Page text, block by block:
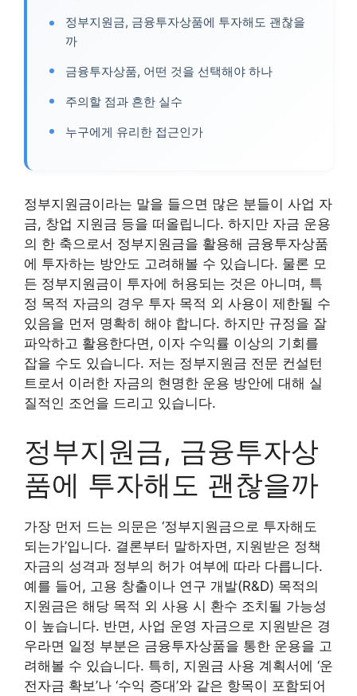
정부지원금, 금융투자상품에 투자해도 괜찮을
까
금융투자상품, 어떤 것을 선택해야 하나
주의할 점과 흔한 실수
누구에게 유리한 접근인가
정부지원금이라는 말을 들으면 많은 분들이 사업 자
금, 창업 지원금 등을 떠올립니다. 하지만 자금 운용
의 한 축으로서 정부지원금을 활용해 금융투자상품
에 투자하는 방안도 고려해볼 수 있습니다. 물론 모
든 정부지원금이 투자에 허용되는 것은 아니며, 특
정 목적 자금의 경우 투자 목적 외 사용이 제한될 수
있음을 먼저 명확히 해야 합니다. 하지만 규정을 잘
파악하고 활용한다면, 이자 수익률 이상의 기회를
잡을 수도 있습니다. 저는 정부지원금 전문 컨설턴
트로서 이러한 자금의 현명한 운용 방안에 대해 실
질적인 조언을 드리고 있습니다.
정부지원금, 금융투자상
품에 투자해도 괜찮을까
가장 먼저 드는 의문은 ‘정부지원금으로 투자해도
되는가’입니다. 결론부터 말하자면, 지원받은 정책
자금의 성격과 정부의 허가 여부에 따라 다릅니다.
예를 들어, 고용 창출이나 연구 개발(R&D) 목적의
지원금은 해당 목적 외 사용 시 환수 조치될 가능성
이 높습니다. 반면, 사업 운영 자금으로 지원받은 경
우라면 일정 부분은 금융투자상품을 통한 운용을 고
려해볼 수 있습니다. 특히, 지원금 사용 계획서에 ‘운
전자금 확보’나 ‘수익 증대’와 같은 항목이 포함되어